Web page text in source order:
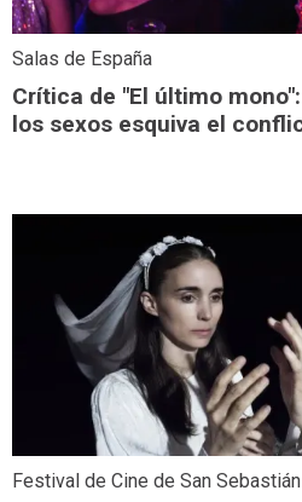
Salas de España
Crítica de "El último
los sexos esquiva el
Festival de Cine de San